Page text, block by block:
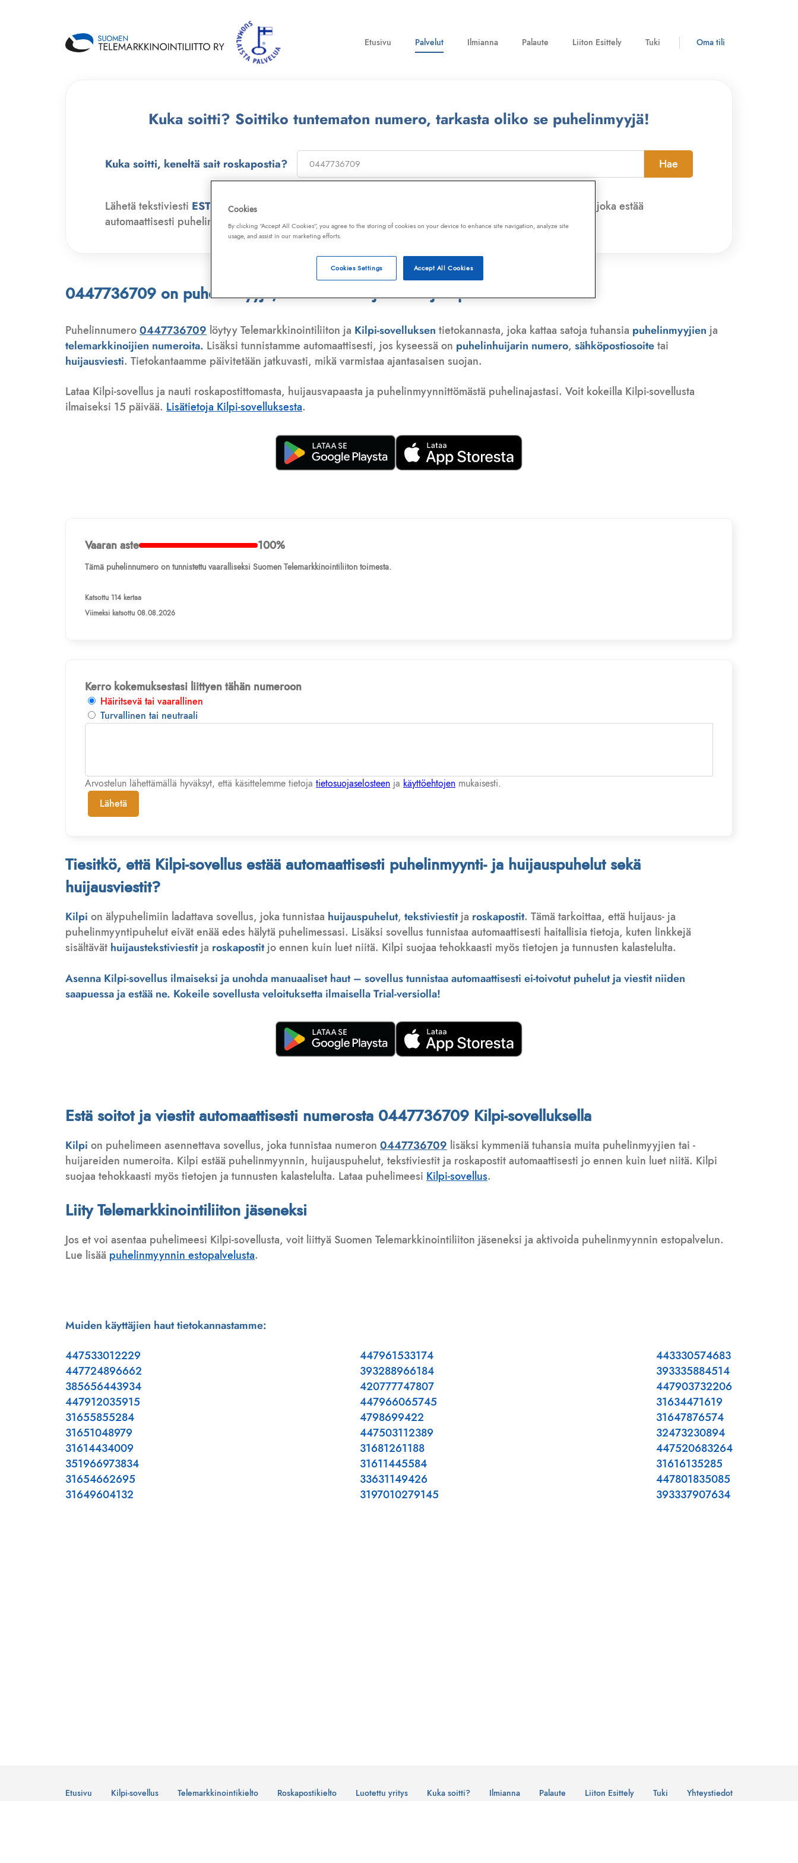
Etusivu Palvelut Ilmianna Palaute Liiton Esittely Tuki Oma tili
Kuka soitti? Soittiko tuntematon numero, tarkasta oliko se puhelinmyyjä!
Kuka soitti, keneltä sait roskapostia? Hae
Lähetä tekstiviesti ESTO numeroon
, niin saat laajan telemarkkinointikiellon ja Kilpi-sovelluksen, joka estää
automaattisesti puhelinmyyjien soitot, huijaussoitot, huijausviestit ja roskapostit.
0447736709 on puhelinmyyjä, telemarkkinoija tai huijauspuhelu
Puhelinnumero0447736709 löytyy Telemarkkinointiliiton ja Kilpi-sovelluksen tietokannasta, joka kattaa satoja tuhansia puhelinmyyjien ja
telemarkkinoijien numeroita. Lisäksi tunnistamme automaattisesti, jos kyseessä on puhelinhuijarin numero, sähköpostiosoitetai
huijausviesti. Tietokantaamme päivitetään jatkuvasti, mikä varmistaa ajantasaisen suojan.
Lataa Kilpi-sovellus ja nauti roskapostittomasta, huijausvapaasta ja puhelinmyynnittömästä puhelinajastasi. Voit kokeilla Kilpi-sovellusta
ilmaiseksi 15 päivää. Lisätietoja Kilpi-sovelluksesta.
Vaaran aste 100%
Tämä puhelinnumero on tunnistettu vaaralliseksi Suomen Telemarkkinointiliiton toimesta.
Katsottu 114 kertaa
Viimeksi katsottu 08.08.2026
Kerro kokemuksestasi liittyen tähän numeroon
Häiritsevä tai vaarallinen
Turvallinen tai neutraali
Arvostelun lähettämällä hyväksyt, että käsittelemme tietoja tietosuojaselosteen ja käyttöehtojen mukaisesti.
Lähetä
Tiesitkö, että Kilpi-sovellus estää automaattisesti puhelinmyynti- ja huijauspuhelut sekä
huijausviestit?
Kilpi on älypuhelimiin ladattava sovellus, joka tunnistaa huijauspuhelut, tekstiviestitja roskapostit. Tämä tarkoittaa, että huijaus- ja
puhelinmyyntipuhelut eivät enää edes hälytä puhelimessasi. Lisäksi sovellus tunnistaa automaattisesti haitallisia tietoja, kuten linkkejä
sisältävät huijaustekstiviestitja roskapostitjo ennen kuin luet niitä. Kilpi suojaa tehokkaasti myös tietojen ja tunnusten kalastelulta.
Asenna Kilpi-sovellus ilmaiseksi ja unohda manuaaliset haut – sovellus tunnistaa automaattisesti ei-toivotut puhelut ja viestit niiden
saapuessa ja estää ne. Kokeile sovellusta veloituksetta ilmaisella Trial-versiolla!
Estä soitot ja viestit automaattisesti numerosta 0447736709 Kilpi-sovelluksella
Kilpi on puhelimeen asennettava sovellus, joka tunnistaa numeron 0447736709 lisäksi kymmeniä tuhansia muita puhelinmyyjien tai -
huijareiden numeroita. Kilpi estää puhelinmyynnin, huijauspuhelut, tekstiviestit ja roskapostit automaattisesti jo ennen kuin luet niitä. Kilpi
suojaa tehokkaasti myös tietojen ja tunnusten kalastelulta. Lataa puhelimeesi Kilpi-sovellus.
Liity Telemarkkinointiliiton jäseneksi
Jos et voi asentaa puhelimeesi Kilpi-sovellusta, voit liittyä Suomen Telemarkkinointiliiton jäseneksi ja aktivoida puhelinmyynnin estopalvelun.
Lue lisää puhelinmyynnin estopalvelusta.
Muiden käyttäjien haut tietokannastamme:
447533012229
447724896662
385656443934
447912035915
31655855284
31651048979
31614434009
351966973834
31654662695
31649604132
447961533174
393288966184
420777747807
447966065745
4798699422
447503112389
31681261188
31611445584
33631149426
3197010279145
443330574683
393335884514
447903732206
31634471619
31647876574
32473230894
447520683264
31616135285
447801835085
393337907634
Etusivu Kilpi-sovellus Telemarkkinointikielto Roskapostikielto Luotettu yritys Kuka soitti? Ilmianna Palaute Liiton Esittely Tuki
Yhteystiedot
Cookies
By clicking “Accept All Cookies”, you agree to the storing of cookies on your device to enhance site navigation, analyze site
usage, and assist in our marketing efforts.
Accept All Cookies
Cookies Settings